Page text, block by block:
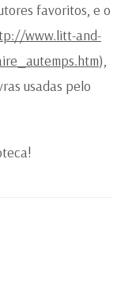
favoritos, e o
www.litt-and-
),
usadas pelo